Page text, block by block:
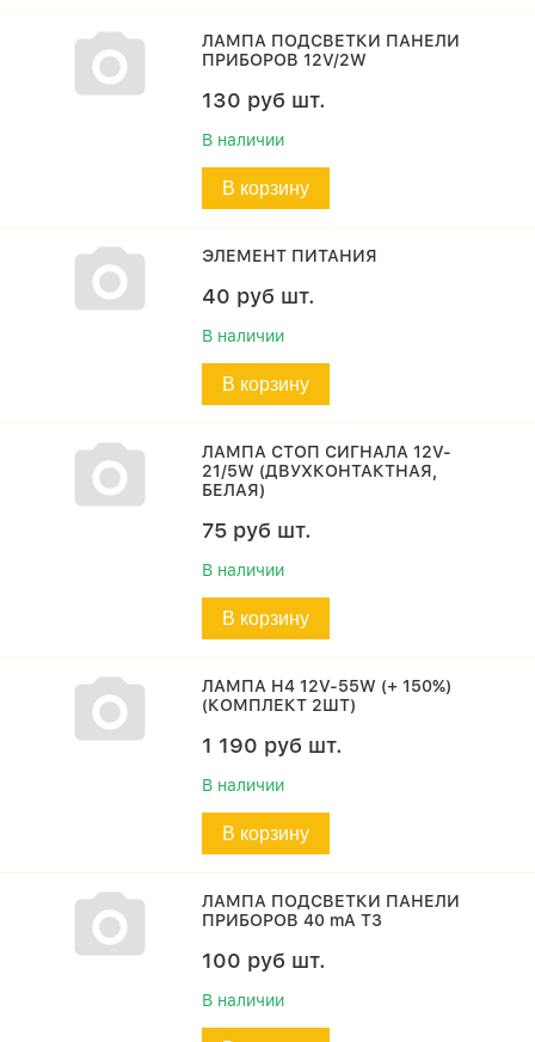
ЛАМПА ПОДСВЕТКИ ПАНЕЛИ
ПРИБОРОВ 12V/2W
130 руб шт.
В наличии
В корзину
ЭЛЕМЕНТ ПИТАНИЯ
40 руб шт.
В наличии
В корзину
ЛАМПА СТОП СИГНАЛА 12V-
21/5W (ДВУХКОНТАКТНАЯ,
БЕЛАЯ)
75 руб шт.
В наличии
В корзину
ЛАМПА H4 12V-55W (+ 150%)
(КОМПЛЕКТ 2ШТ)
1 190 руб шт.
В наличии
В корзину
ЛАМПА ПОДСВЕТКИ ПАНЕЛИ
ПРИБОРОВ 40 mA T3
100 руб шт.
В наличии